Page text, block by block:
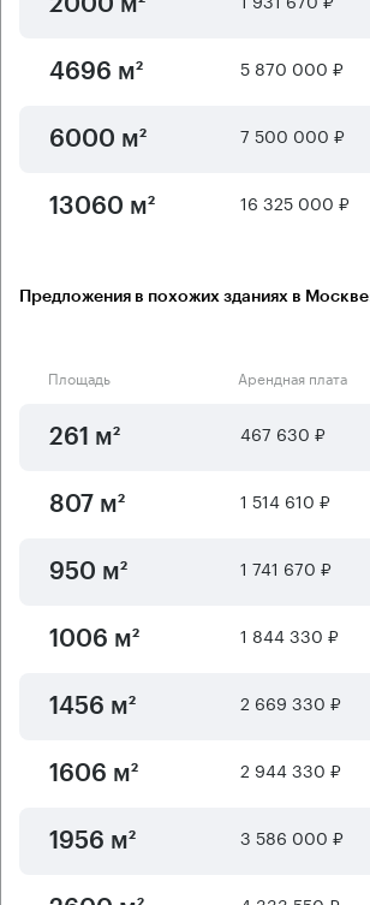
4696 м² 5 870 000 ₽
6000 м² 7 500 000 ₽
13060 м² 16 325 000 ₽
Предложения в похожих зданиях в
Площадь Арендная плата
261 м² 467 630 ₽
807 м² 1 514 610 ₽
950 м² 1 741 670 ₽
1006 м² 1 844 330 ₽
1456 м² 2 669 330 ₽
1606 м² 2 944 330 ₽
1956 м² 3 586 000 ₽